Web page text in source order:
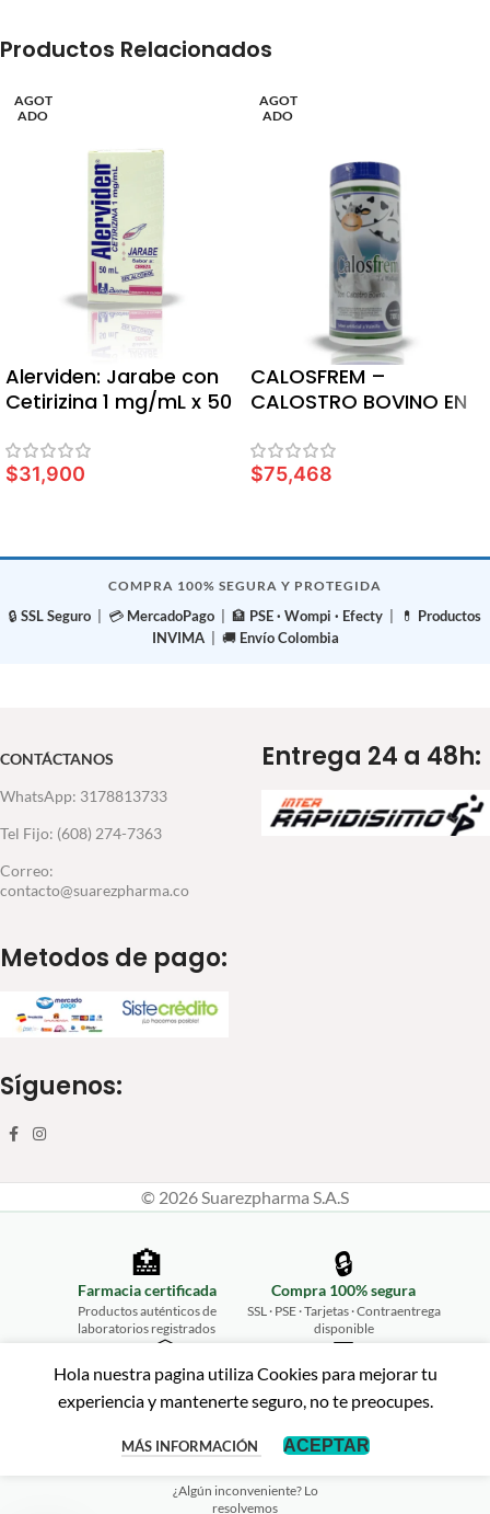
Productos Relacionados
AGOT
ADO
Alerviden: Jarabe con
Cetirizina 1 mg/mL x 50
$31,900
AGOT
ADO
CALOSFREM –
CALOSTRO BOVINO EN
$75,468
COMPRA 100% SEGURA Y PROTEGIDA
🔒 SSL Seguro | 💳 MercadoPago | 🏦 PSE · Wompi · Efecty | 💊 Productos
INVIMA| 🚚 Envío Colombia
CONTÁCTANOS
WhatsApp: 3178813733
Tel Fijo: (608) 274-7363
Correo:
contacto@suarezpharma.co
Metodos de pago:
Entrega 24 a 48h:
Síguenos:
© 2026 Suarezpharma S.A.S
Hola nuestra pagina utiliza Cookies para mejorar tu
experiencia y mantenerte seguro, no te preocupes.
MÁS INFORMACIÓN ACEPTAR
🏥
Farmacia certificada
Productos auténticos de
laboratorios registrados
🔒
Compra 100% segura
SSL · PSE · Tarjetas · Contraentrega
disponible
📦
Envíos a todo Colombia
Desde Ibagué hasta tu puerta,
💬
Atención personalizada
WhatsApp 315 461 2675
↩️
¿Algún inconveniente? Lo
resolvemos